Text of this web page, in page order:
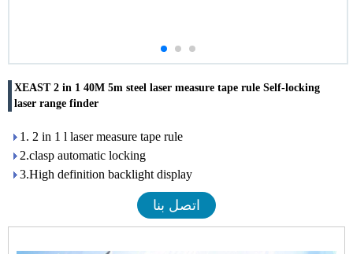
XEAST 2 in 1 40M 5m steel laser measure tape rule Self-locking
laser range finder
1. 2 in 1 l laser measure tape rule
2.clasp automatic locking
3.High definition backlight display
اتصل بنا